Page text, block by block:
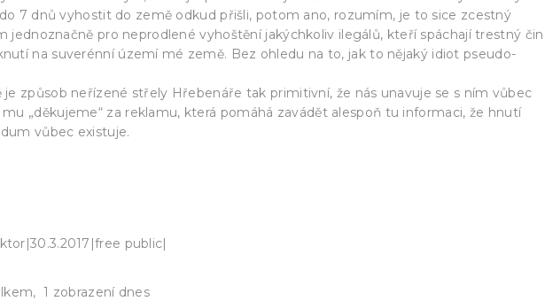
7 dnů vyhostit do země odkud přišli, potom ano, rozumím, je to sice zcestný
jednoznačně pro neprodlené vyhoštění jakýchkoliv ilegálů, kteří spáchají trestný čin
na suverénní území mé země. Bez ohledu na to, jak to nějaký idiot pseudo-
je způsob neřízené střely Hřebenáře tak primitivní, že nás unavuje se s ním vůbec
„děkujeme“ za reklamu, která pomáhá zavádět alespoň tu informaci, že hnutí
vůbec existuje.
public|
1 zobrazení dnes